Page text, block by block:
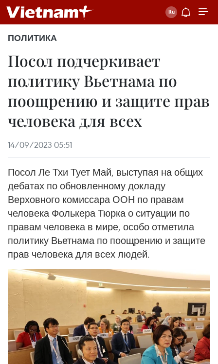
ПОЛИТИКА
Посол подчеркивает
политику Вьетнама по
поощрению и защите прав
человека для всех
14/09/2023 05:51
Посол Ле Тхи Тует Май, выступая на общих
дебатах по обновленному докладу
Верховного комиссара ООН по правам
человека Фолькера Тюрка о ситуации по
правам человека в мире, особо отметила
политику Вьетнама по поощрению и защите
прав человека для всех людей.